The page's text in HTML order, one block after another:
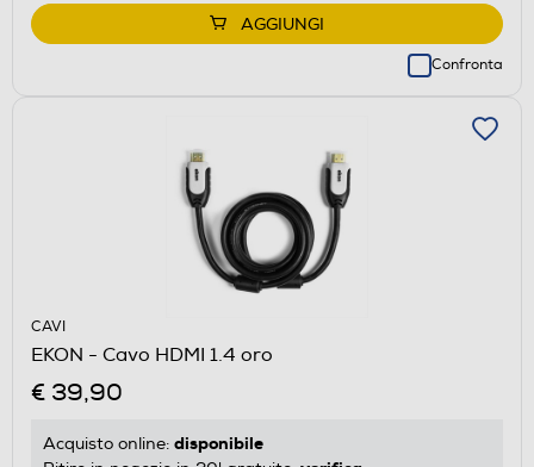
AGGIUNGI
Confronta
CAVI
EKON - Cavo HDMI 1.4 oro
€ 39,90
Acquisto online: disponibile